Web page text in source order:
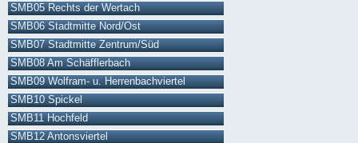
SMB05 Rechts der Wertach
SMB06 Stadtmitte Nord/Ost
SMB07 Stadtmitte Zentrum/Süd
SMB08 Am Schäfflerbach
SMB09 Wolfram- u. Herrenbachviertel
SMB10 Spickel
SMB11 Hochfeld
SMB12 Antonsviertel